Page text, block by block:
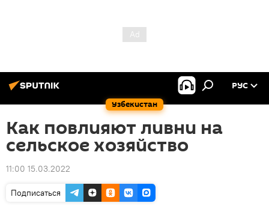
Узбекистан
РУС
Как повлияют ливни на
сельское хозяйство
11:00 15.03.2022
Подписаться